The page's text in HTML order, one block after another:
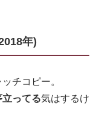
年)
チコピー。
ってる気はするけ